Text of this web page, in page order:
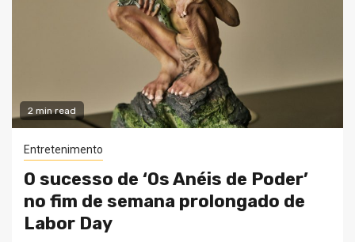
2 min read
Entretenimento
O sucesso de ‘Os Anéis de Poder’
no fim de semana prolongado de
Labor Day